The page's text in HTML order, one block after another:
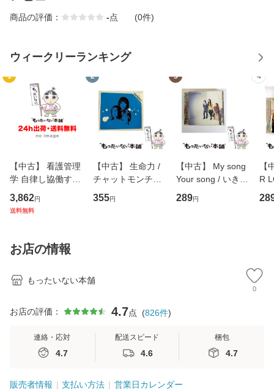
商品の評価： -点 (0件)
ウィークリーランキング
1
【中古】 看護管理
学 自律し協働する
専門職の看護マネ
ジメントスキル 改
恵 藤本幸三 / 南江
堂 [単行
3,862円
送料無料
2
【中古】 生命力 /
チャットモンチー /
キューンレコード
[CD]【メール便送
355円
3
【中古】 My song
Your song / いきも
のがかり / [CD]
【メール便送料無
289円
4
【
R
産
お店の情報
もったいない本舗
0
お店の評価： 4.7点 (826件)
連絡・応対
4.7
配送スピード
4.6
梱包
4.7
販売者情報 支払い方法 営業日カレンダー